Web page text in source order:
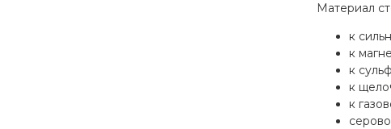
Материал
к
к
к
к
к